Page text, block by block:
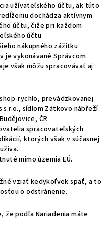
užívateľského účtu, ak túto
dochádza aktívnym
účtu, čiže pri každom
účtu
nákupného zážitku
je vykonávané Správcom
však môžu spracovávať aj
rychlo, prevádzkovanej
s.r.o., sídlom Zátkovo nábřeží
ČR
spracovateľských
ktorých však v súčasnej
mimo územia EÚ.
vziať kedykoľvek späť, a to
o odstránenie.
že podľa Nariadenia máte